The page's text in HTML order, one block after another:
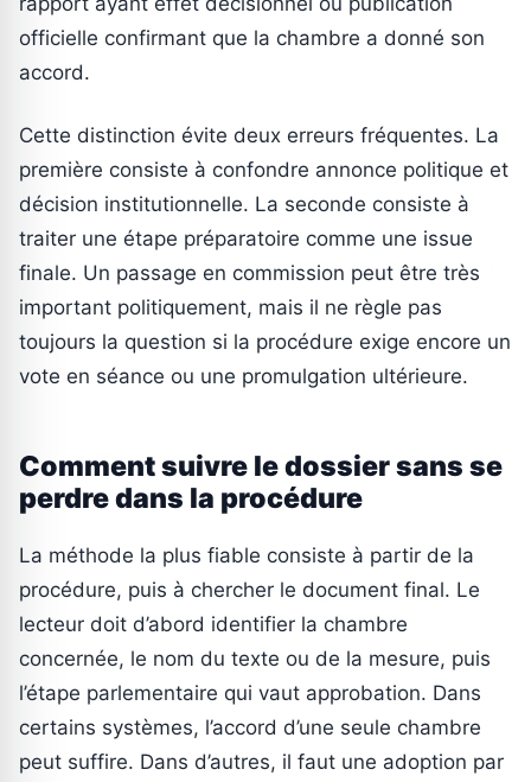
officielle confirmant que la chambre a donné son
accord.
Cette distinction évite deux erreurs fréquentes. La
première consiste à confondre annonce politique et
décision institutionnelle. La seconde consiste à
traiter une étape préparatoire comme une issue
finale. Un passage en commission peut être très
important politiquement, mais il ne règle pas
toujours la question si la procédure exige encore un
vote en séance ou une promulgation ultérieure.
Comment suivre le dossier sans se
perdre dans la procédure
La méthode la plus fiable consiste à partir de la
procédure, puis à chercher le document final. Le
lecteur doit d’abord identifier la chambre
concernée, le nom du texte ou de la mesure, puis
l’étape parlementaire qui vaut approbation. Dans
certains systèmes, l’accord d’une seule chambre
peut suffire. Dans d’autres, il faut une adoption par